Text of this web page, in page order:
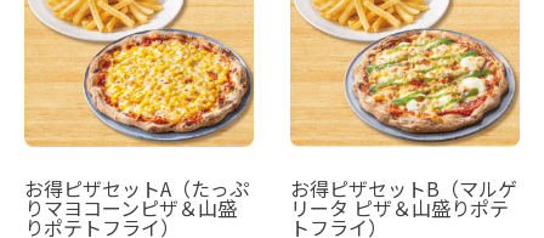
お得ピザセットA（たっぷ
りマヨコーンピザ＆山盛
りポテトフライ）
お得ピザセットB（マルゲ
リータ ピザ＆山盛りポテ
トフライ）